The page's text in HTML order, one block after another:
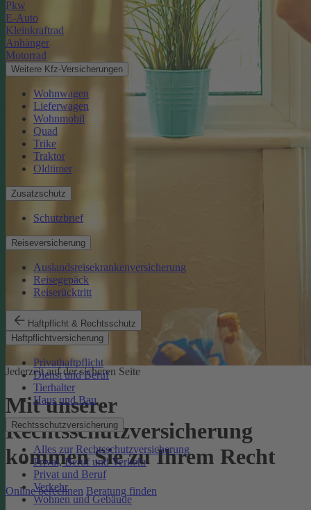
Pkw
E-Auto
Kleinkraftrad
Anhänger
Motorrad
Weitere Kfz-Versicherungen
Wohnwagen
Lieferwagen
Wohnmobil
Quad
Trike
Traktor
Oldtimer
Zusatzschutz
Schutzbrief
Reiseversicherung
Auslandsreisekrankenversicherung
Reisegepäck
Reiserücktritt
Haftpflicht & Rechtsschutz
Haftpflichtversicherung
Privathaftpflicht
Dienst und Beruf
Tierhalter
Haus und Bau
Rechtsschutzversicherung
Alles zur Rechtsschutzversicherung
Privat, Beruf und Verkehr
Privat und Beruf
Verkehr
Wohnen und Gebäude
Jederzeit auf der sicheren Seite
Mit unserer
Rechtsschutzversicherung
kommen Sie zu Ihrem Recht
Online berechnen Beratung finden